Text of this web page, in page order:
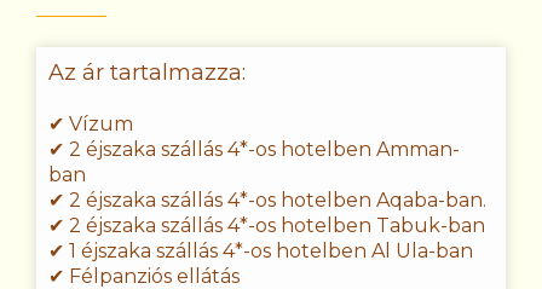
Az ár tartalmazza:
✔ Vízum
✔ 2 éjszaka szállás 4*-os hotelben Amman-
ban
✔ 2 éjszaka szállás 4*-os hotelben Aqaba-ban.
✔ 2 éjszaka szállás 4*-os hotelben Tabuk-ban
✔ 1 éjszaka szállás 4*-os hotelben Al Ula-ban
✔ Félpanziós ellátás